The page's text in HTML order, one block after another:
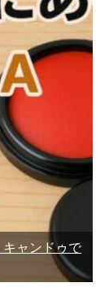
ャンドゥで